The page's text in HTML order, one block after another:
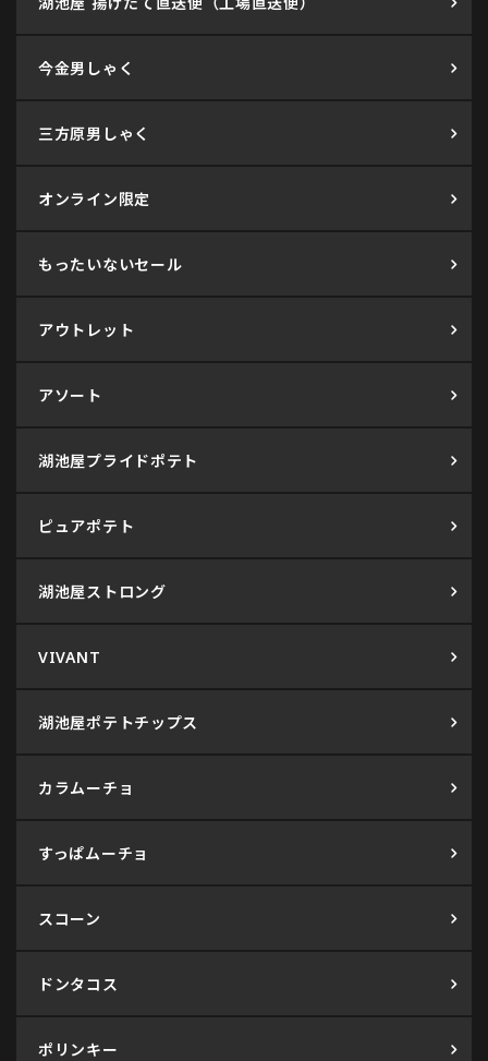
今金男しゃく
三方原男しゃく
オンライン限定
もったいないセール
アウトレット
アソート
湖池屋プライドポテト
ピュアポテト
湖池屋ストロング
VIVANT
湖池屋ポテトチップス
カラムーチョ
すっぱムーチョ
スコーン
ドンタコス
ポリンキー